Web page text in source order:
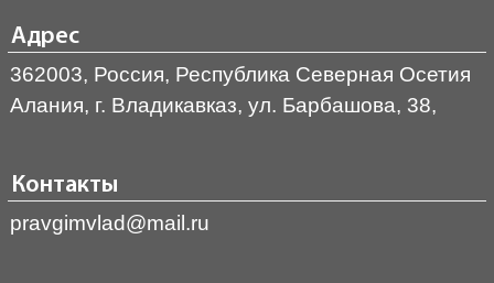
Адрес
362003, Россия, Республика Северная Осетия
Алания, г. Владикавказ, ул. Барбашова, 38,
Контакты
pravgimvlad@mail.ru